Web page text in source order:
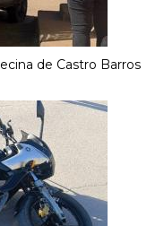
de Castro Barros